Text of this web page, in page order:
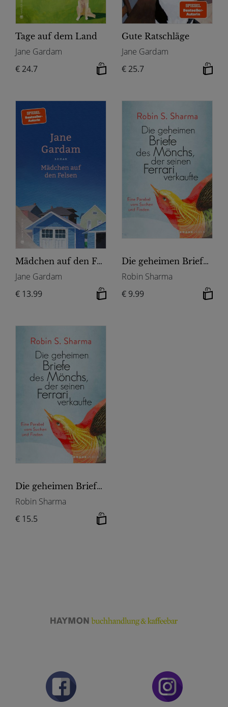
Tage auf dem Land
Jane Gardam
€ 24.7
Gute Ratschläge
Jane Gardam
€ 25.7
Mädchen auf den Felsen
Jane Gardam
€ 13.99
Die geheimen Briefe des Mönchs der seinen Ferrari verkaufte
Robin Sharma
€ 9.99
Die geheimen Briefe des Mönchs, der seinen Ferrari verkaufte
Robin Sharma
€ 15.5